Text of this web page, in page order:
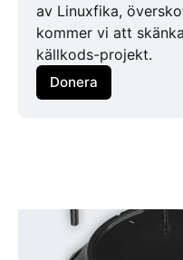
av Linuxfika,
kommer vi att
källkods-projekt.
Donera